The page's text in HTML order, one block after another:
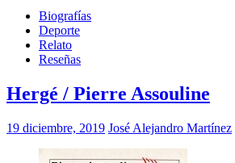
Compartir
Biografías
Deporte
Relato
Reseñas
Hergé / Pierre Assouline
19 diciembre, 2019 José Alejandro Martínez